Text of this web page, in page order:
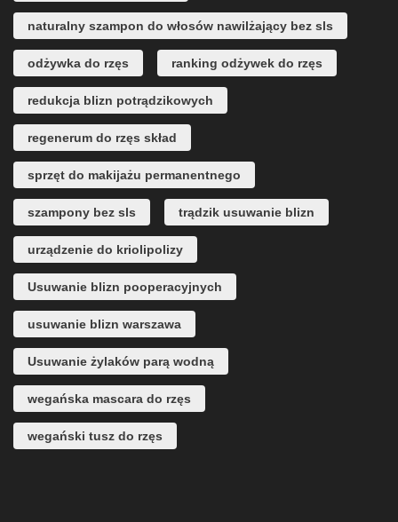
naturalny szampon do włosów nawilżający bez sls
odżywka do rzęs ranking odżywek do rzęs
redukcja blizn potrądzikowych
regenerum do rzęs skład
sprzęt do makijażu permanentnego
szampony bez sls trądzik usuwanie blizn
urządzenie do kriolipolizy
Usuwanie blizn pooperacyjnych
usuwanie blizn warszawa
Usuwanie żylaków parą wodną
wegańska mascara do rzęs
wegański tusz do rzęs